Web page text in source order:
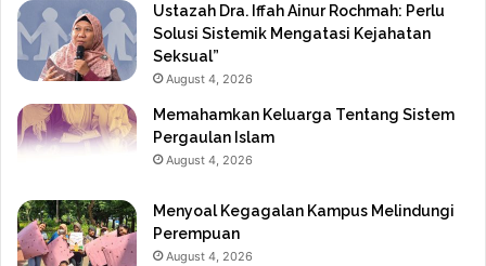
Ustazah Dra. Iffah Ainur Rochmah: Perlu
Solusi Sistemik Mengatasi Kejahatan
Seksual”
August 4, 2026
Memahamkan Keluarga Tentang Sistem
Pergaulan Islam
August 4, 2026
Menyoal Kegagalan Kampus Melindungi
Perempuan
August 4, 2026